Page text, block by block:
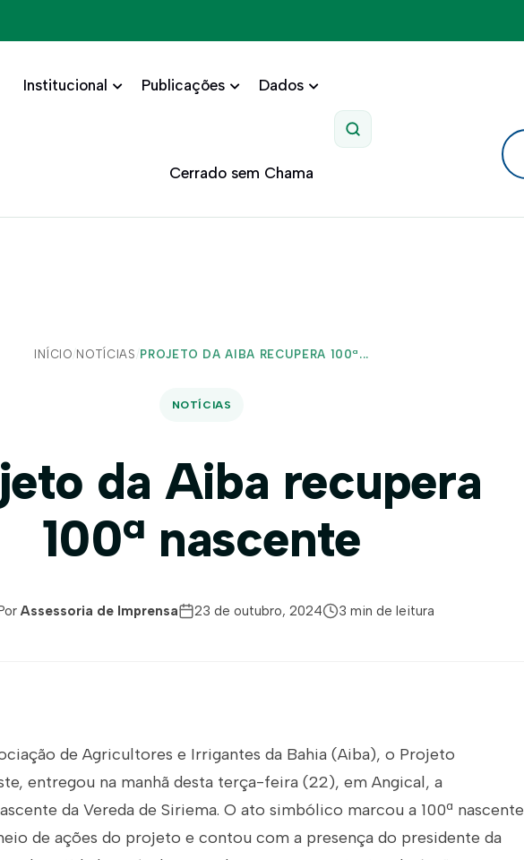
Institucional Publicações Dados
Cerrado sem Chama
Pesquisar
INÍCIO/ NOTÍCIAS / PROJETO DA AIBA RECUPERA 100ª...
NOTÍCIAS
da Aiba recupera
100ª nascente
Assessoria de Imprensa 23 de outubro, 2024 3 min de leitura
de Agricultores e Irrigantes da Bahia (Aiba), o Projeto
entregou na manhã desta terça-feira (22), em Angical, a
da Vereda de Siriema. O ato simbólico marcou a 100ª nascente
de ações do projeto e contou com a presença do presidente da